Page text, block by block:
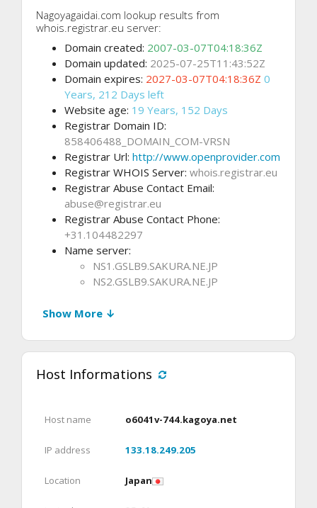
Nagoyagaidai.com lookup results from
whois.registrar.eu server:
Domain created: 2007-03-07T04:18:36Z
Domain updated: 2025-07-25T11:43:52Z
Domain expires: 2027-03-07T04:18:36Z 0
Years, 212 Days left
Website age: 19 Years, 152 Days
Registrar Domain ID:
858406488_DOMAIN_COM-VRSN
Registrar Url: http://www.openprovider.com
Registrar WHOIS Server: whois.registrar.eu
Registrar Abuse Contact Email:
abuse@registrar.eu
Registrar Abuse Contact Phone:
+31.104482297
Name server:
NS1.GSLB9.SAKURA.NE.JP
NS2.GSLB9.SAKURA.NE.JP
Show More ↓
Host Informations
Host name o6041v-744.kagoya.net
IP address 133.18.249.205
Location Japan